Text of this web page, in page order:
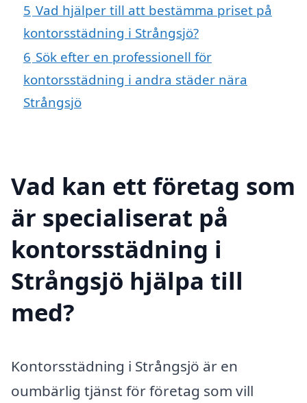
5 Vad hjälper till att bestämma priset på
kontorsstädning i Strångsjö?
6 Sök efter en professionell för
kontorsstädning i andra städer nära
Strångsjö
Vad kan ett företag som
är specialiserat på
kontorsstädning i
Strångsjö hjälpa till
med?
Kontorsstädning i Strångsjö är en
oumbärlig tjänst för företag som vill